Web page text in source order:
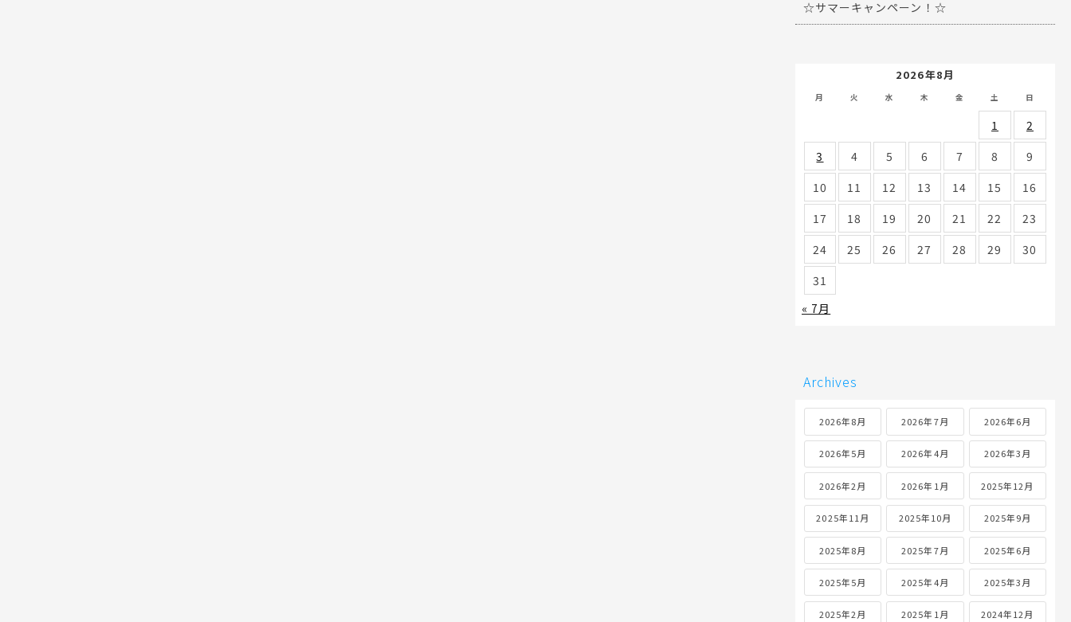
☆サマーキャンペーン！☆
2026年8月
月 火 水 木 金 土 日
1
2
3
4 5 6 7 8
9
10
11 12 13 14 15
16
17
18 19 20 21 22
23
24
25 26 27 28 29
30
31
« 7月
Archives
2026年8月 2026年7月 2026年6月
2026年5月 2026年4月 2026年3月
2026年2月 2026年1月 2025年12月
2025年11月 2025年10月 2025年9月
2025年8月 2025年7月 2025年6月
2025年5月 2025年4月 2025年3月
2025年2月 2025年1月 2024年12月